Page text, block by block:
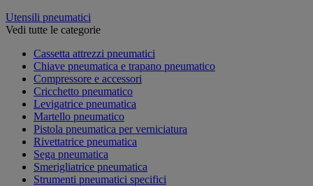
Utensili pneumatici
Vedi tutte le categorie
Cassetta attrezzi pneumatici
Chiave pneumatica e trapano pneumatico
Compressore e accessori
Cricchetto pneumatico
Levigatrice pneumatica
Martello pneumatico
Pistola pneumatica per verniciatura
Rivettatrice pneumatica
Sega pneumatica
Smerigliatrice pneumatica
Strumenti pneumatici specifici